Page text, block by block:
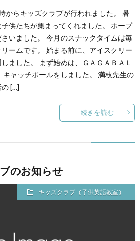
からキッズクラブが行われました。 暑
供たちが集まってくれました。 ホープ
いました。 今月のスナックタイムは毎
ームです。 始まる前に、アイスクリー
ました。 まず始めは、ＧＡＧＡＢＡＬ
キャッチボールをしました。 満枝先生の
の […]
続きを読む
のお知らせ
キッズクラブ（子供英語教室）